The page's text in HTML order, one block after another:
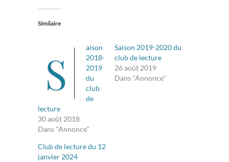
Similaire
S
aison
2018-
2019
du
club
de
lecture
30 août 2018
Dans "Annonce"
Saison 2019-2020 du
club de lecture
26 août 2019
Dans "Annonce"
Club de lecture du 12
janvier 2024